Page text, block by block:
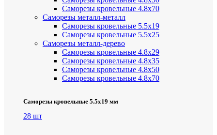
Саморезы кровельные 4.8х70
Саморезы металл-металл
Саморезы кровельные 5.5х19
Саморезы кровельные 5.5х25
Саморезы металл-дерево
Саморезы кровельные 4.8х29
Саморезы кровельные 4.8х35
Саморезы кровельные 4.8х50
Саморезы кровельные 4.8х70
Саморезы кровельные 5.5х19 мм
28 шт